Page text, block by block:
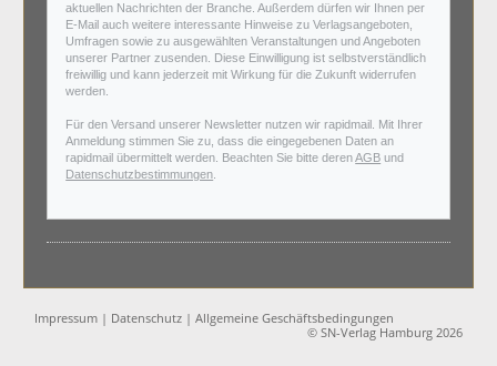
aktuellen Nachrichten der Branche. Außerdem dürfen wir Ihnen per
E-Mail auch weitere interessante Hinweise zu Verlagsangeboten,
Umfragen sowie zu ausgewählten Veranstaltungen und Angeboten
unserer Partner zusenden. Diese Einwilligung ist selbstverständlich
freiwillig und kann jederzeit mit Wirkung für die Zukunft widerrufen
werden.
Für den Versand unserer Newsletter nutzen wir rapidmail. Mit Ihrer
Anmeldung stimmen Sie zu, dass die eingegebenen Daten an
rapidmail übermittelt werden. Beachten Sie bitte derenAGB und
Datenschutzbestimmungen.
Impressum | Datenschutz |Allgemeine Geschäftsbedingungen
© SN-Verlag Hamburg 2026